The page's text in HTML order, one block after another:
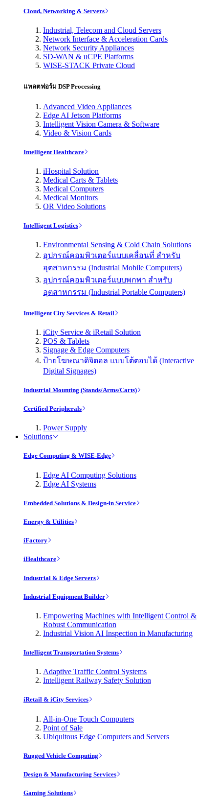
Cloud, Networking & Servers
Industrial, Telecom and Cloud Servers
Network Interface & Acceleration Cards
Network Security Appliances
SD-WAN & uCPE Platforms
WISE-STACK Private Cloud
แพลตฟอร์ม DSP Processing
Advanced Video Appliances
Edge AI Jetson Platforms
Intelligent Vision Camera & Software
Video & Vision Cards
Intelligent Healthcare
iHospital Solution
Medical Carts & Tablets
Medical Computers
Medical Monitors
OR Video Solutions
Intelligent Logistics
Environmental Sensing & Cold Chain Solutions
อุปกรณ์คอมพิวเตอร์แบบเคลื่อนที่ สำหรับ
อุตสาหกรรม (Industrial Mobile Computers)
อุปกรณ์คอมพิวเตอร์แบบพกพา สำหรับ
อุตสาหกรรม (Industrial Portable Computers)
Intelligent City Services & Retail
iCity Service & iRetail Solution
POS & Tablets
Signage & Edge Computers
ป้ายโฆษณาดิจิตอล แบบโต้ตอบได้ (Interactive
Digital Signages)
Industrial Mounting (Stands/Arms/Carts)
Certified Peripherals
Power Supply
Solutions
Edge Computing & WISE-Edge
Edge AI Computing Solutions
Edge AI Systems
Embedded Solutions & Design-in Service
Energy & Utilities
iFactory
iHealthcare
Industrial & Edge Servers
Industrial Equipment Builder
Empowering Machines with Intelligent Control &
Robust Communication
Industrial Vision AI Inspection in Manufacturing
Intelligent Transportation Systems
Adaptive Traffic Control Systems
Intelligent Railway Safety Solution
iRetail & iCity Services
All-in-One Touch Computers
Point of Sale
Ubiquitous Edge Computers and Servers
Rugged Vehicle Computing
Design & Manufacturing Services
Gaming Solutions